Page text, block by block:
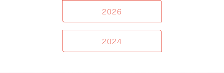
2026
2024